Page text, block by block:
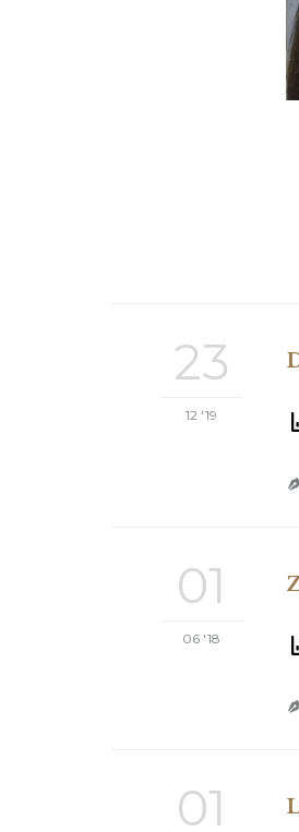
23
12 '19
01
06 '18
01